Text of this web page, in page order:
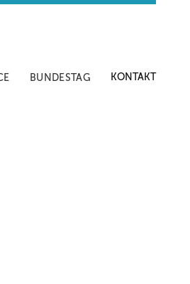
BUNDESTAG KONTAKT